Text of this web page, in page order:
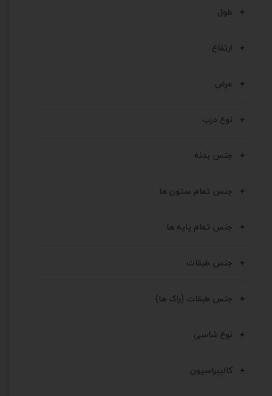
طول
ارتفاع
عرض
نوع درب
جنس بدنه
جنس تمام ستون ها
جنس تمام پایه ها
جنس طبقات
جنس طبقات (راک ها)
نوع شاسی
کالیبراسیون